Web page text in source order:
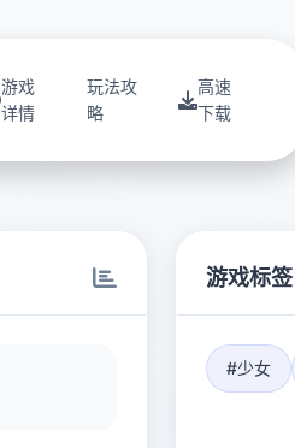
游戏
详情
玩法攻
略
高速
下载
游戏标签
#少女